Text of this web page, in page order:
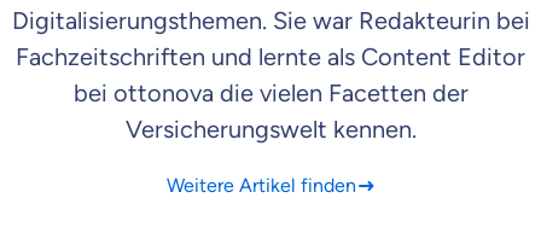
Digitalisierungsthemen. Sie war Redakteurin bei
Fachzeitschriften und lernte als Content Editor
bei ottonova die vielen Facetten der
Versicherungswelt kennen.
Weitere Artikel finden